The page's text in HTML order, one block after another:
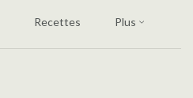
Recettes Plus